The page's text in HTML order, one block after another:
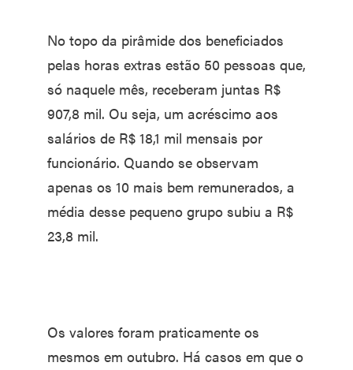
No topo da pirâmide dos bene­ficiados
pelas horas extras estão 50 pessoas que,
só naquele mês, receberam juntas R$
907,8 mil. Ou seja, um acréscimo aos
salá­rios de R$ 18,1 mil mensais por
funcionário. Quando se obser­vam
apenas os 10 mais bem re­munerados, a
média desse pe­queno grupo subiu a R$
23,8 mil.
Os valores foram praticamen­te os
mesmos em outubro. Há casos em que o